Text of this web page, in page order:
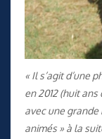
« Il s’agit d’une
en 2012 (huit
avec une
animés » à la